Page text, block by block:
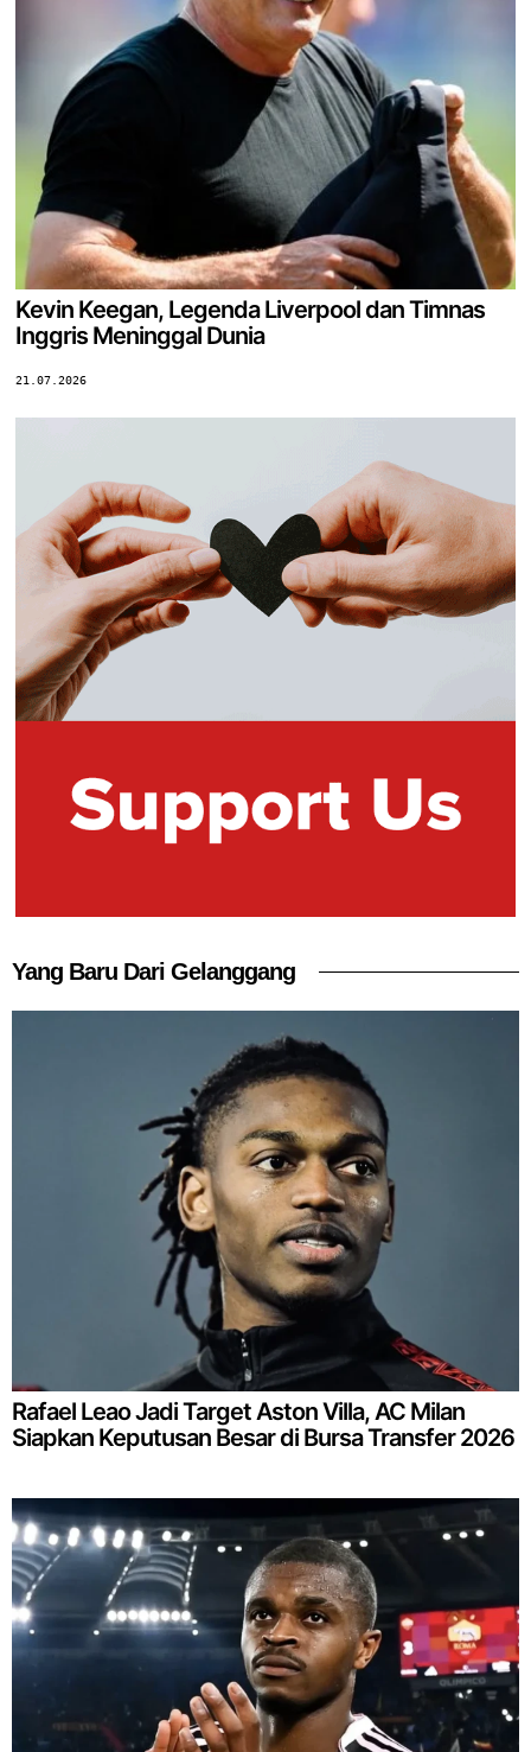
Kevin Keegan, Legenda Liverpool dan Timnas
Inggris Meninggal Dunia
21.07.2026
Yang Baru Dari Gelanggang
Rafael Leao Jadi Target Aston Villa, AC Milan
Siapkan Keputusan Besar di Bursa Transfer 2026